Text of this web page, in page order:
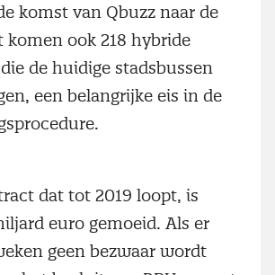
komst van Qbuzz naar de
komen ook 218 hybride
de huidige stadsbussen
een belangrijke eis in de
dat tot 2019 loopt, is
euro gemoeid. Als er
geen bezwaar wordt